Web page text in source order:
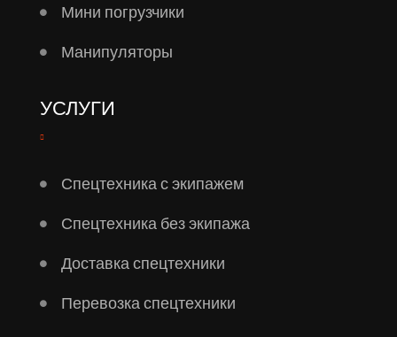
Мини погрузчики
Манипуляторы
УСЛУГИ
Спецтехника с экипажем
Спецтехника без экипажа
Доставка спецтехники
Перевозка спецтехники